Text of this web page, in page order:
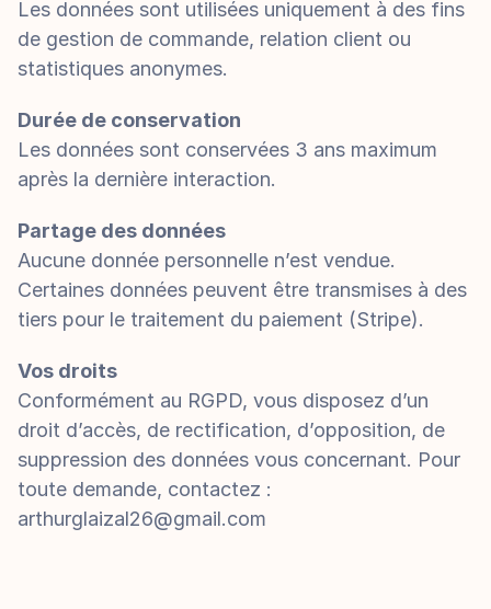
Les données sont utilisées uniquement à des fins
de gestion de commande, relation client ou
statistiques anonymes.
Durée de conservation
Les données sont conservées 3 ans maximum
après la dernière interaction.
Partage des données
Aucune donnée personnelle n’est vendue.
Certaines données peuvent être transmises à des
tiers pour le traitement du paiement (Stripe).
Vos droits
Conformément au RGPD, vous disposez d’un
droit d’accès, de rectification, d’opposition, de
suppression des données vous concernant. Pour
arthurglaizal26@gmail.com